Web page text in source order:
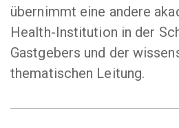
übernimmt eine andere
Health-Institution in der
Gastgebers und der
thematischen Leitung.